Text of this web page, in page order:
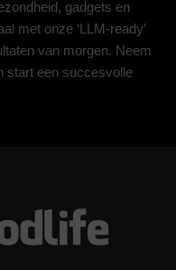
gadgets en
met onze ‘LLM-ready’
van morgen. Neem
start een succesvolle